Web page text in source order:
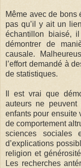
Même avec de bons
pas qu’il y ait un
échantillon biaisé,
démontrer de
causale.
l’effort demandé à
de statistiques.
Il est vrai que
auteurs ne
enfants pour ensuite
de comportement
sciences sociales
d’explications
religion et
Les recherches